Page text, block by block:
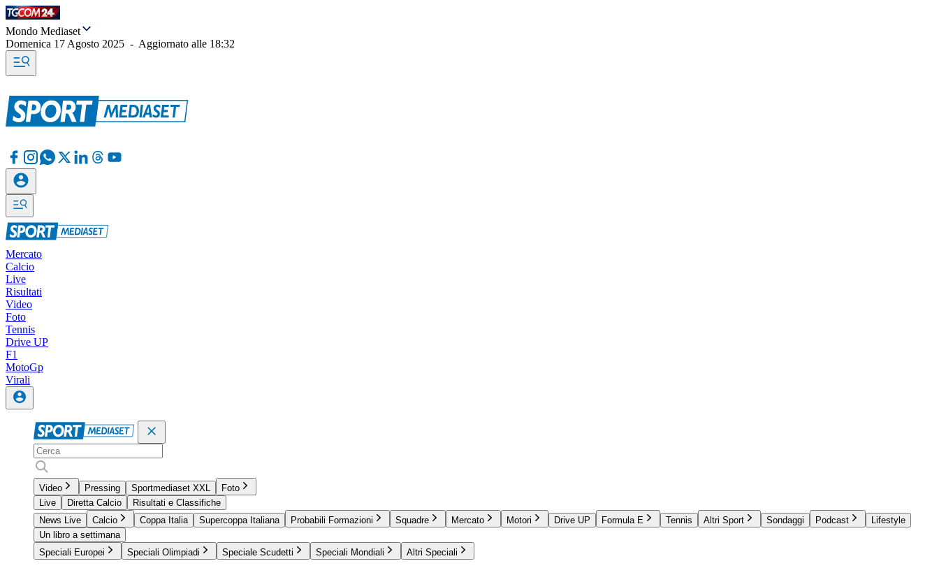
Mondo Mediaset
Domenica 17 Agosto 2025 - Aggiornato alle 18:32
Mercato
Calcio
Live
Risultati
Video
Foto
Tennis
Drive UP
F1
MotoGp
Virali
Video Pressing Sportmediaset XXL
Foto
Live
Diretta Calcio
Risultati e Classifiche
News Live
Calcio Coppa Italia Supercoppa Italiana Probabili Formazioni Squadre Mercato Motori Drive UP Formula E Tennis Altri Sport Sondaggi Podcast
Lifestyle
Un libro a settimana
Speciali Europei
Speciali Olimpiadi Speciale Scudetti Speciali Mondiali Altri Speciali